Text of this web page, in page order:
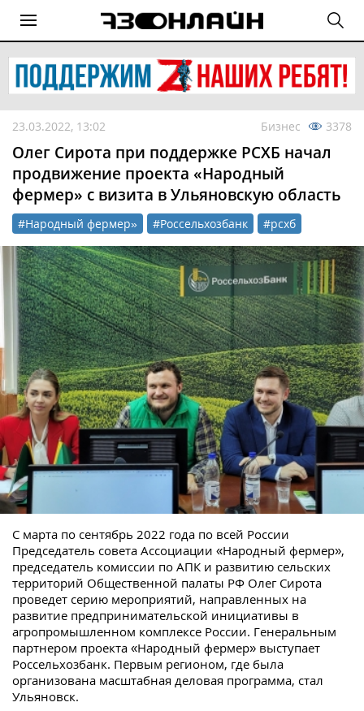
23.03.2022, 13:02 Бизнес 3378
Олег Сирота при поддержке РСХБ начал
продвижение проекта «Народный
фермер» с визита в Ульяновскую область
#Народный фермер» #Россельхозбанк #рсхб
С марта по сентябрь 2022 года по всей России
Председатель совета Ассоциации «Народный фермер»,
председатель комиссии по АПК и развитию сельских
территорий Общественной палаты РФ Олег Сирота
проведет серию мероприятий, направленных на
развитие предпринимательской инициативы в
агропромышленном комплексе России. Генеральным
партнером проекта «Народный фермер» выступает
Россельхозбанк. Первым регионом, где была
организована масштабная деловая программа, стал
Ульяновск.